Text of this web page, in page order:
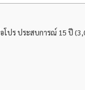
ปร ประสบการณ์ 15 ปี